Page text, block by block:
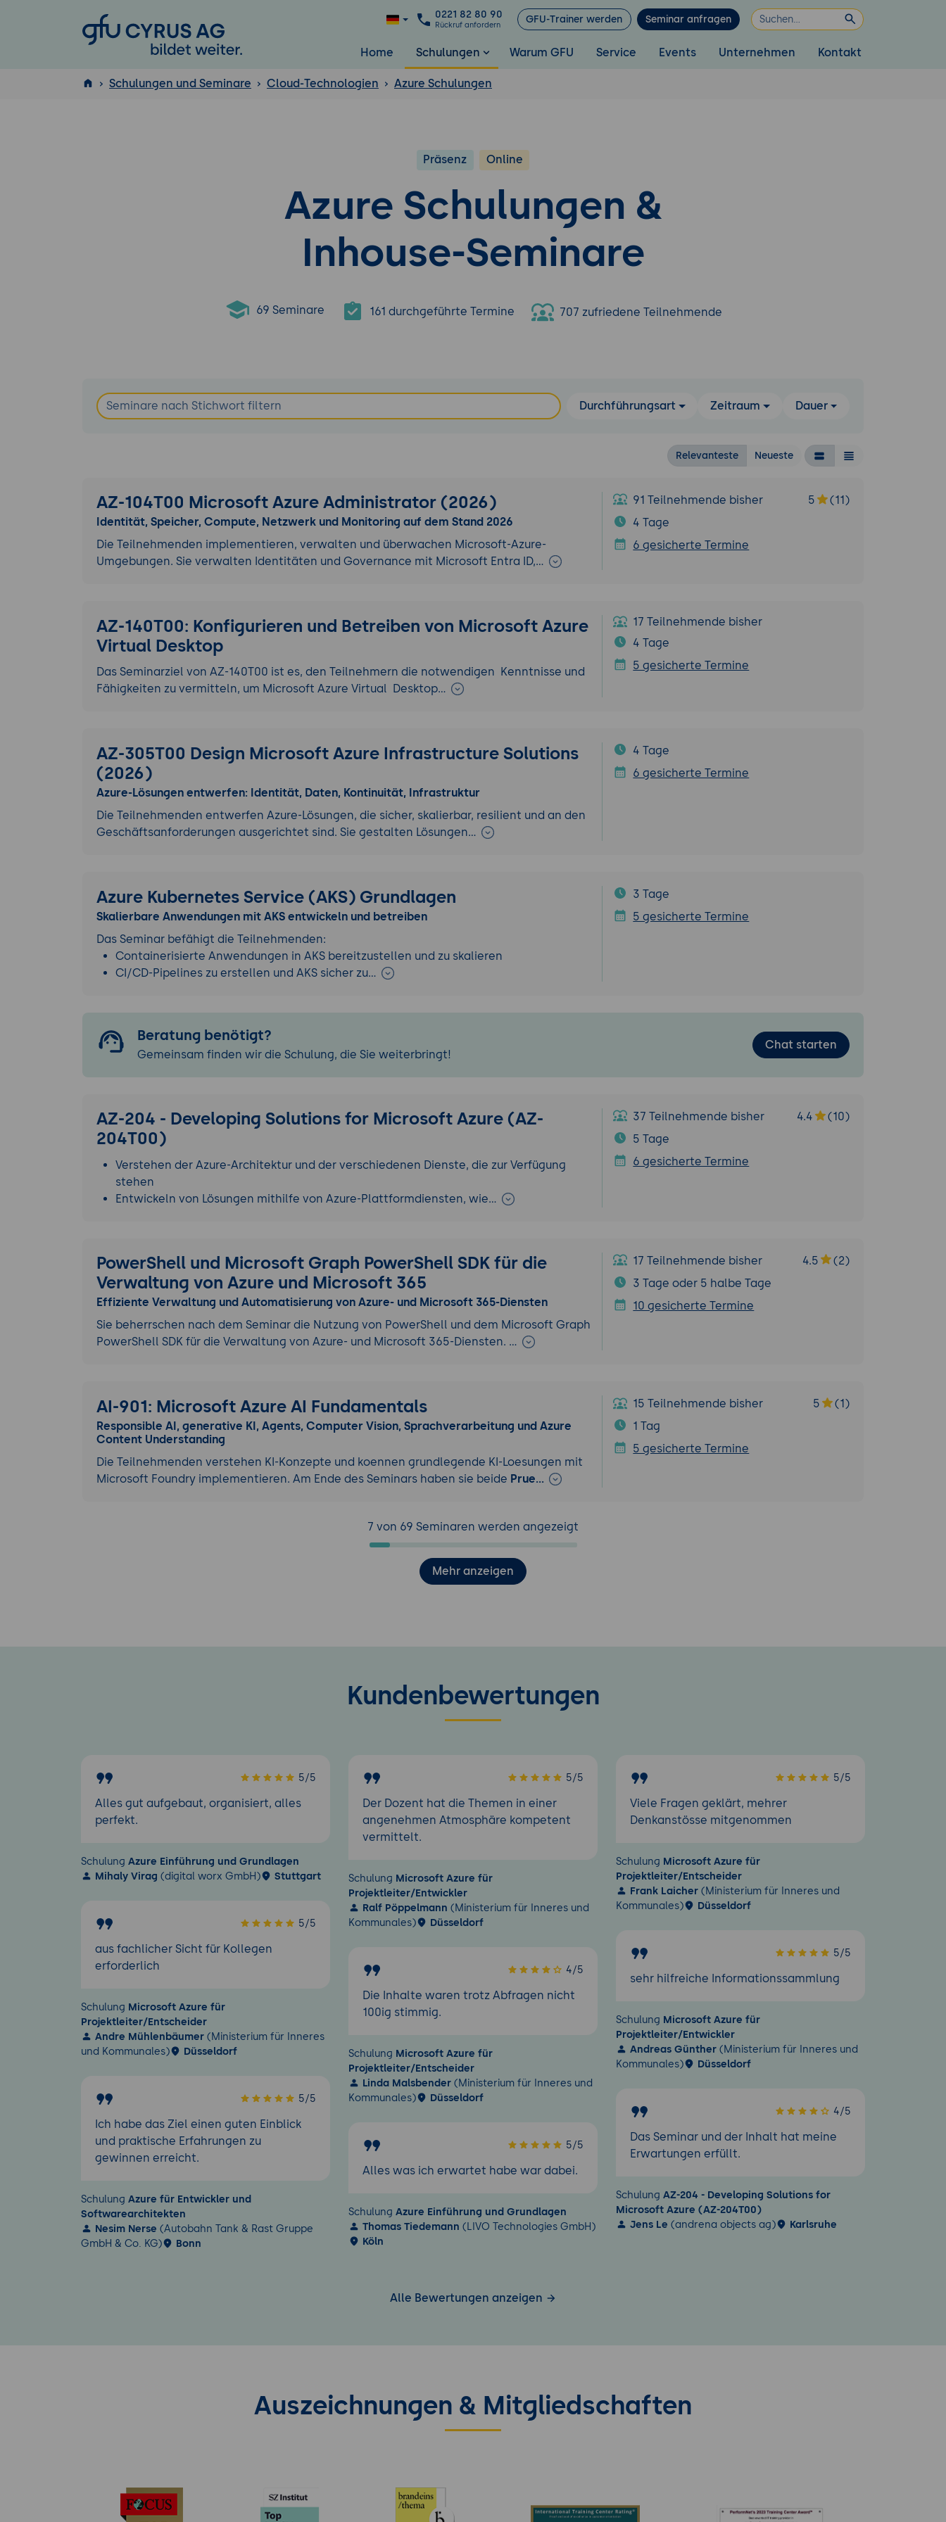
GFU Cyrus AG
0221 82 80 90
Rückruf anfordern GFU-Trainer werden Seminar anfragen
Home Schulungen Warum GFU Service Events Unternehmen Kontakt
Schulungen und Seminare Cloud-Technologien Azure Schulungen
Präsenz Online
Azure Schulungen &
Inhouse-Seminare
69 Seminare 161 durchgeführte Termine 707 zufriedene Teilnehmende
Durchführungsart Zeitraum Dauer
Relevanteste Neueste
AZ-104T00 Microsoft Azure Administrator (2026)
Identität, Speicher, Compute, Netzwerk und Monitoring auf dem Stand 2026
Die Teilnehmenden implementieren, verwalten und überwachen Microsoft-Azure-
Umgebungen. Sie verwalten Identitäten und Governance mit Microsoft Entra ID,…
91 Teilnehmende bisher 5
(11)
4 Tage
6 gesicherte Termine
AZ-140T00: Konfigurieren und Betreiben von Microsoft Azure
Virtual Desktop
Das Seminarziel von AZ-140T00 ist es, den Teilnehmern die notwendigen Kenntnisse und
Fähigkeiten zu vermitteln, um Microsoft Azure Virtual Desktop…
17 Teilnehmende bisher
4 Tage
5 gesicherte Termine
AZ-305T00 Design Microsoft Azure Infrastructure Solutions
(2026)
Azure-Lösungen entwerfen: Identität, Daten, Kontinuität, Infrastruktur
Die Teilnehmenden entwerfen Azure-Lösungen, die sicher, skalierbar, resilient und an den
Geschäftsanforderungen ausgerichtet sind. Sie gestalten Lösungen…
4 Tage
6 gesicherte Termine
Azure Kubernetes Service (AKS) Grundlagen
Skalierbare Anwendungen mit AKS entwickeln und betreiben
Das Seminar befähigt die Teilnehmenden:
Containerisierte Anwendungen in AKS bereitzustellen und zu skalieren
CI/CD-Pipelines zu erstellen und AKS sicher zu…
3 Tage
5 gesicherte Termine
Beratung benötigt?
Gemeinsam finden wir die Schulung, die Sie weiterbringt!
Chat starten
AZ-204 - Developing Solutions for Microsoft Azure (AZ-
204T00)
Verstehen der Azure-Architektur und der verschiedenen Dienste, die zur Verfügung
stehen
Entwickeln von Lösungen mithilfe von Azure-Plattformdiensten, wie…
37 Teilnehmende bisher 4.4
(10)
5 Tage
6 gesicherte Termine
PowerShell und Microsoft Graph PowerShell SDK für die
Verwaltung von Azure und Microsoft 365
Effiziente Verwaltung und Automatisierung von Azure- und Microsoft 365-Diensten
Sie beherrschen nach dem Seminar die Nutzung von PowerShell und dem Microsoft Graph
PowerShell SDK für die Verwaltung von Azure- und Microsoft 365-Diensten. …
17 Teilnehmende bisher 4.5
(2)
3 Tage oder 5 halbe Tage
10 gesicherte Termine
AI-901: Microsoft Azure AI Fundamentals
Responsible AI, generative KI, Agents, Computer Vision, Sprachverarbeitung und Azure
Content Understanding
Die Teilnehmenden verstehen KI-Konzepte und koennen grundlegende KI-Loesungen mit
Microsoft Foundry implementieren. Am Ende des Seminars haben sie beide Prue…
15 Teilnehmende bisher 5
(1)
1 Tag
5 gesicherte Termine
7 von 69 Seminaren werden angezeigt
Mehr anzeigen
Kundenbewertungen
5/5
Alles gut aufgebaut, organisiert, alles
perfekt.
Schulung Azure Einführung und Grundlagen
Mihaly Virag (digital worx GmbH) Stuttgart
5/5
aus fachlicher Sicht für Kollegen
erforderlich
Schulung Microsoft Azure für
Projektleiter/Entscheider
Andre Mühlenbäumer (Ministerium für Inneres
und Kommunales)
Düsseldorf
5/5
Ich habe das Ziel einen guten Einblick
und praktische Erfahrungen zu
gewinnen erreicht.
Schulung Azure für Entwickler und
Softwarearchitekten
Nesim Nerse (Autobahn Tank & Rast Gruppe
GmbH & Co. KG)
Bonn
5/5
Der Dozent hat die Themen in einer
angenehmen Atmosphäre kompetent
vermittelt.
Schulung Microsoft Azure für
Projektleiter/Entwickler
Ralf Pöppelmann (Ministerium für Inneres und
Kommunales)
Düsseldorf
4/5
Die Inhalte waren trotz Abfragen nicht
100ig stimmig.
Schulung Microsoft Azure für
Projektleiter/Entscheider
Linda Malsbender (Ministerium für Inneres und
Kommunales)
Düsseldorf
5/5
Alles was ich erwartet habe war dabei.
Schulung Azure Einführung und Grundlagen
Thomas Tiedemann (LIVO Technologies GmbH)
Köln
5/5
Viele Fragen geklärt, mehrer
Denkanstösse mitgenommen
Schulung Microsoft Azure für
Projektleiter/Entscheider
Frank Laicher (Ministerium für Inneres und
Kommunales)
Düsseldorf
5/5
sehr hilfreiche Informationssammlung
Schulung Microsoft Azure für
Projektleiter/Entwickler
Andreas Günther (Ministerium für Inneres und
Kommunales)
Düsseldorf
4/5
Das Seminar und der Inhalt hat meine
Erwartungen erfüllt.
Schulung AZ-204 - Developing Solutions for
Microsoft Azure (AZ-204T00)
Jens Le (andrena objects ag) Karlsruhe
Alle Bewertungen anzeigen
Auszeichnungen & Mitgliedschaften